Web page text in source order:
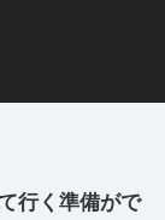
行く準備がで